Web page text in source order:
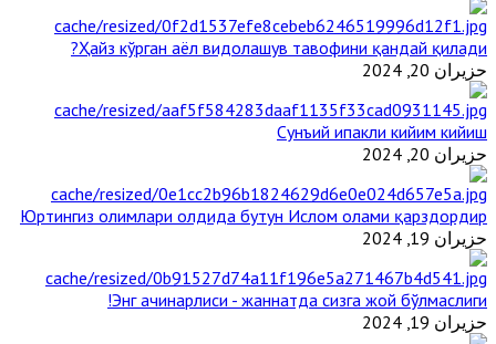
Ҳайз кўрган аёл видолашув тавофини қандай қилади?
حزيران 20, 2024
Сунъий ипакли кийим кийиш
حزيران 20, 2024
Юртингиз олимлари олдида бутун Ислом олами қарздордир
حزيران 19, 2024
Энг ачинарлиси - жаннатда сизга жой бўлмаслиги!
حزيران 19, 2024